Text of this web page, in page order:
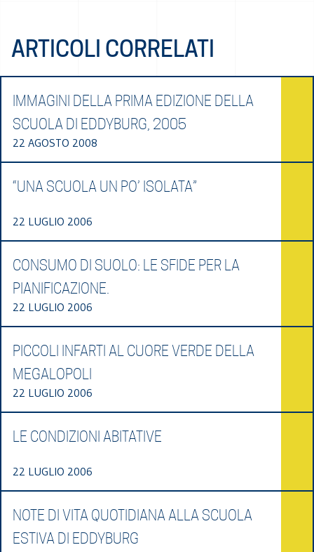
ARTICOLI CORRELATI
IMMAGINI DELLA PRIMA EDIZIONE DELLA
SCUOLA DI EDDYBURG, 2005
22 AGOSTO 2008
“UNA SCUOLA UN PO’ ISOLATA”
22 LUGLIO 2006
CONSUMO DI SUOLO: LE SFIDE PER LA
PIANIFICAZIONE.
22 LUGLIO 2006
PICCOLI INFARTI AL CUORE VERDE DELLA
MEGALOPOLI
22 LUGLIO 2006
LE CONDIZIONI ABITATIVE
22 LUGLIO 2006
NOTE DI VITA QUOTIDIANA ALLA SCUOLA
ESTIVA DI EDDYBURG